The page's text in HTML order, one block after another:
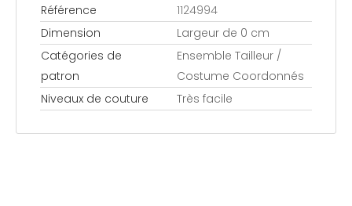
Référence
1124994
Dimension
Largeur de 0 cm
Catégories de
patron
Ensemble Tailleur /
Costume Coordonnés
Niveaux de couture
Très facile